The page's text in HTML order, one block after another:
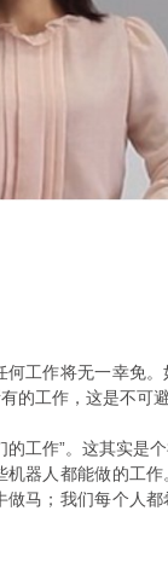
工作将无一幸免
的工作，这是不可
工作”。这其实是
器人都能做的工
马；我们每个人